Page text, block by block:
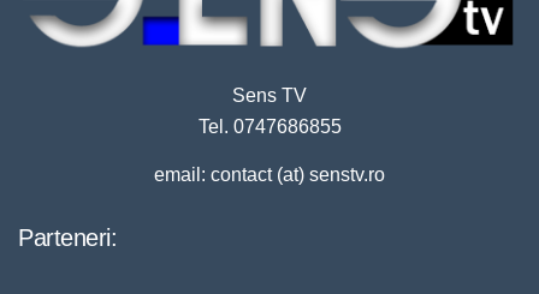
Sens TV
Tel. 0747686855
email: contact (at) senstv.ro
Parteneri: